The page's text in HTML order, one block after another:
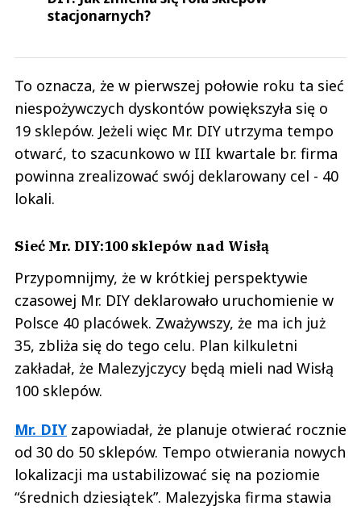
stacjonarnych?
To oznacza, że w pierwszej połowie roku ta sieć
niespożywczych dyskontów powiększyła się o
19 sklepów. Jeżeli więc Mr. DIY utrzyma tempo
otwarć, to szacunkowo w III kwartale br. firma
powinna zrealizować swój deklarowany cel - 40
lokali.
Sieć Mr. DIY:100 sklepów nad Wisłą
Przypomnijmy, że w krótkiej perspektywie
czasowej Mr. DIY deklarowało uruchomienie w
Polsce 40 placówek. Zważywszy, że ma ich już
35, zbliża się do tego celu. Plan kilkuletni
zakładał, że Malezyjczycy będą mieli nad Wisłą
100 sklepów.
Mr. DIY zapowiadał, że planuje otwierać rocznie
od 30 do 50 sklepów. Tempo otwierania nowych
lokalizacji ma ustabilizować się na poziomie
“średnich dziesiątek”. Malezyjska firma stawia